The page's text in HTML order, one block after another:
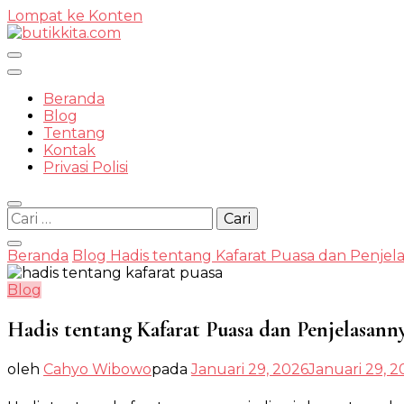
Lompat ke Konten
Beranda
Blog
Tentang
Kontak
Privasi Polisi
Cari
untuk:
Beranda Blog Hadis tentang Kafarat Puasa dan
Blog
Hadis tentang Kafarat Puasa dan
oleh Cahyo WibowopadaJanuari 29, 2026Januari 29,